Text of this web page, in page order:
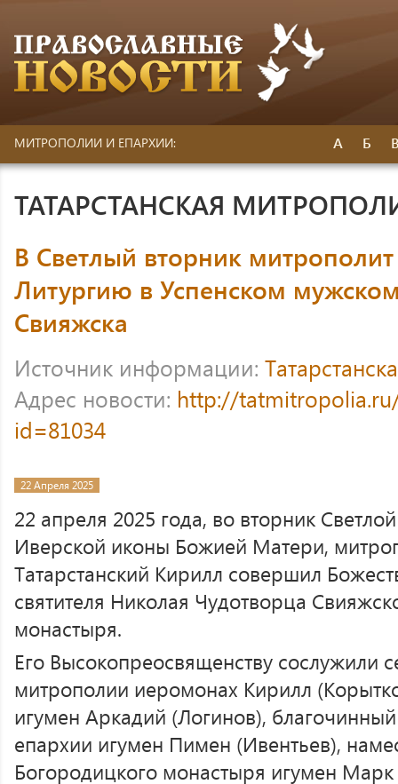
МИТРОПОЛИИ И ЕПАРХИИ: А Б
ТАТАРСТАНСКАЯ
В Светлый вторник
Литургию в Успенском
Свияжска
Источник информации:
Адрес новости: http://
id=81034
22 Апреля 2025
22 апреля 2025 года, во вторник
Иверской иконы Божией Матери,
Татарстанский Кирилл совершил
святителя Николая Чудотворца
монастыря.
Его Высокопреосвященству сослужили
митрополии иеромонах Кирилл
игумен Аркадий (Логинов),
епархии игумен Пимен (Ивентьев),
Богородицкого монастыря игумен